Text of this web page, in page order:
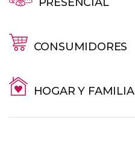
CONSUMIDORES
HOGAR Y FAMILIA